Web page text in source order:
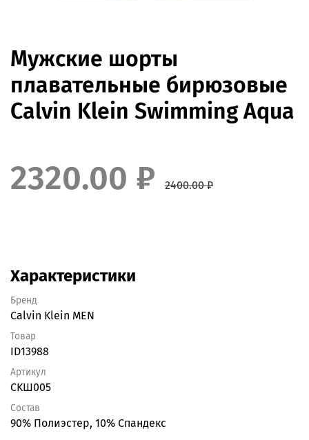
Мужские шорты
плавательные бирюзовые
Calvin Klein Swimming Aqua
2320.00 ₽ 2400.00 ₽
Характеристики
Бренд
Calvin Klein MEN
Товар
ID13988
Артикул
CKШ005
Состав
90% Полиэстер, 10% Спандекс